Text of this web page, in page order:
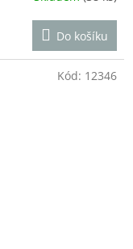
Do košíku
Kód: 12346